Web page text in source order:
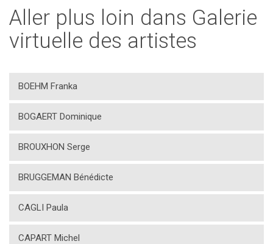
Aller plus loin dans Galerie
virtuelle des artistes
BOEHM Franka
BOGAERT Dominique
BROUXHON Serge
BRUGGEMAN Bénédicte
CAGLI Paula
CAPART Michel